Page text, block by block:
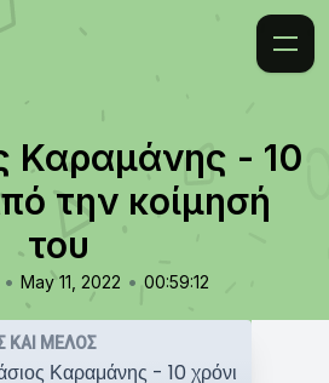
Καραμάνης - 10
την κοίμησή
του
• May 11, 2022 • 00:59:12
ΚΑΙ ΜΕΛΟΣ